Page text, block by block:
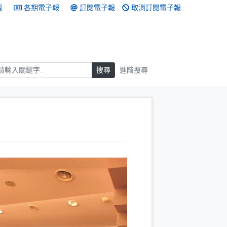
各期電子報 訂閱電子報 取消訂閱電子報
搜尋 進階搜尋